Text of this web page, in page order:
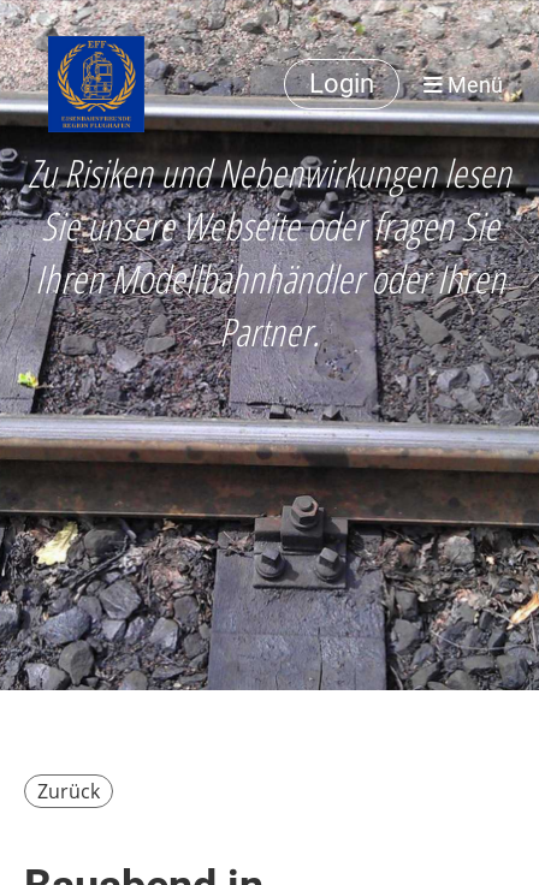
Login Menü
Zu Risiken und Nebenwirkungen lesen
Sie unsere Webseite oder fragen Sie
Ihren Modellbahnhändler oder Ihren
Partner.
Zurück